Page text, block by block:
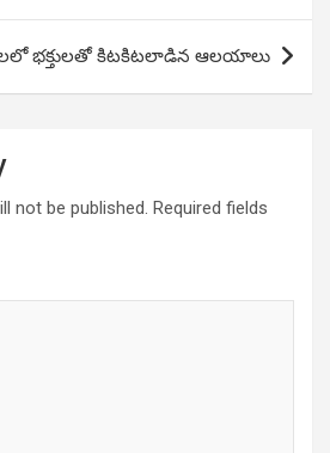
భక్తులతో కిటకిటలాడిన ఆల‌యాలు
not be published. Required fields